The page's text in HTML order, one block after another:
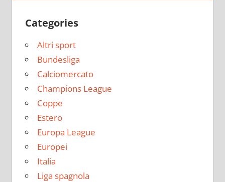
Categories
Altri sport
Bundesliga
Calciomercato
Champions League
Coppe
Estero
Europa League
Europei
Italia
Liga spagnola